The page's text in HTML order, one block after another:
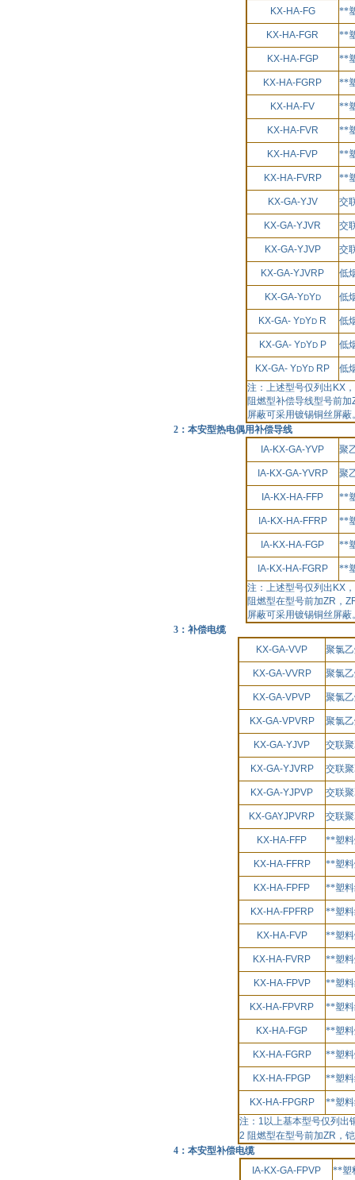
KX-HA-FG **
KX-HA-FGR **
KX-HA-FGP **
KX-HA-FGRP **
KX-HA-FV **
KX-HA-FVR **
KX-HA-FVP **
KX-HA-FVRP **
KX-GA-YJV 交
KX-GA-YJVR 交
KX-GA-YJVP 交
KX-GA-YJVRP 低
KX-GA-YDYD 低
KX-GA- YDYD R 低
KX-GA- YDYDP 低
KX-GA- YDYD RP
低
注：上述型号仅列出 KX
阻燃型补偿导线型号前加
屏蔽可采用镀锡铜丝屏蔽
2：本安型热电偶用补偿导线
IA-KX-GA-YVP
聚
IA-KX-GA-YVRP 聚
IA-KX-HA-FFP **
IA-KX-HA-FFRP **
IA-KX-HA-FGP **
IA-KX-HA-FGRP
**
注：上述型号仅列出 KX
阻燃型在型号前加ZR ，
屏蔽可采用镀锡铜丝屏蔽
3：补偿电缆
KX-GA-VVP
聚氯
KX-GA-VVRP 聚氯
KX-GA-VPVP 聚氯
KX-GA-VPVRP 聚氯
KX-GA-YJVP 交联
KX-GA-YJVRP 交联
KX-GA-YJPVP 交联
KX-GAYJPVRP 交联
KX-HA-FFP **塑料
KX-HA-FFRP **塑料
KX-HA-FPFP **塑料
KX-HA-FPFRP **塑料
KX-HA-FVP **塑料
KX-HA-FVRP **塑料
KX-HA-FPVP **塑料
KX-HA-FPVRP **塑料
KX-HA-FGP **塑料
KX-HA-FGRP **塑料
KX-HA-FPGP **塑料
KX-HA-FPGRP
**塑料
注： 1 以上基本型号仅列出
2 阻燃型在型号前加ZR ，
4：本安型补偿电缆
IA-KX-GA-FPVP
**塑